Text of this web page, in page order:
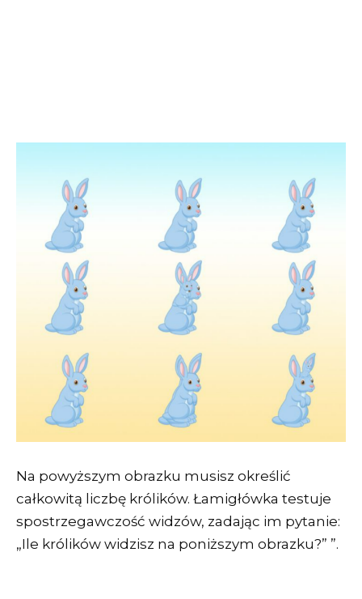
Na powyższym obrazku musisz określić
całkowitą liczbę królików. Łamigłówka testuje
spostrzegawczość widzów, zadając im pytanie:
„Ile królików widzisz na poniższym obrazku?” ”.